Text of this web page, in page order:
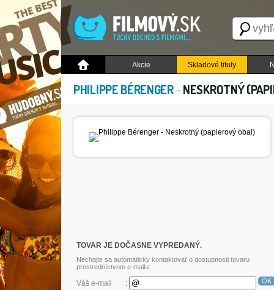
Akcie Skladové tituly
PHILIPPE BÉRENGER-NESKROTNÝ
TOVAR JE DOČASNE VYPREDANÝ.
Nechajte sa automaticky kontaktovať o dostupnosti tovaru
prostredníctvom e-mailu:
Váš e-mail : OK